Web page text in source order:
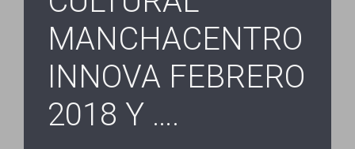
MANCHACENTRO
INNOVA FEBRERO
2018 Y ….